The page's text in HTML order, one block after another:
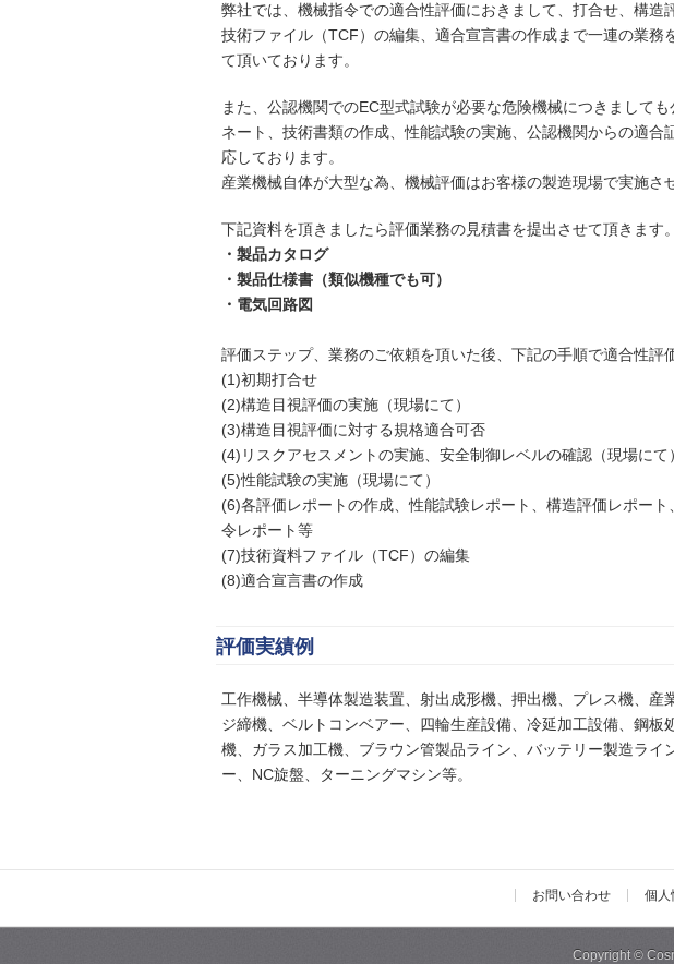
弊社では、機械指令での適合性評価におきまして、打合せ、構造
技術ファイル（TCF）の編集、適合宣言書の作成まで一連の業務
て頂いております。
また、公認機関でのEC型式試験が必要な危険機械につきまして
ネート、技術書類の作成、性能試験の実施、公認機関からの適合
応しております。
産業機械自体が大型な為、機械評価はお客様の製造現場で実施さ
下記資料を頂きましたら評価業務の見積書を提出させて頂きます。
・製品カタログ
・製品仕様書（類似機種でも可）
・電気回路図
評価ステップ、業務のご依頼を頂いた後、下記の手順で適合性評
(1)初期打合せ
(2)構造目視評価の実施（現場にて）
(3)構造目視評価に対する規格適合可否
(4)リスクアセスメントの実施、安全制御レベルの確認（現場にて）
(5)性能試験の実施（現場にて）
(6)各評価レポートの作成、性能試験レポート、構造評価レポー
令レポート等
(7)技術資料ファイル（TCF）の編集
(8)適合宣言書の作成
評価実績例
工作機械、半導体製造装置、射出成形機、押出機、プレス機、産
ジ締機、ベルトコンベアー、四輪生産設備、冷延加工設備、鋼板
機、ガラス加工機、ブラウン管製品ライン、バッテリー製造ライ
ー、NC旋盤、ターニングマシン等。
お問い合わせ 個人
Copyright ©